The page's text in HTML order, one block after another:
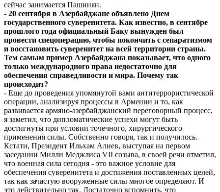
сейчас занимается Пашинян.
- 20 сентября в Азербайджане объявлено Днем
государственного суверенитета. Как известно, в сентябре
прошлого года официальный Баку вынужден был
провести спецоперацию, чтобы покончить с сепаратизмом
и восстановить суверенитет на всей территории страны.
Тем самым пример Азербайджана показывает, что одного
только международного права недостаточно для
обеспечения справедливости и мира. Почему так
происходит?
- Еще до проведения упомянутой вами антитеррористической
операции, анализируя процессы в Армении и то, как
развивается армяно-­азербайджанский переговорный процесс,
я заметил, что дипломатические успехи могут быть
достигнуты при условии точечного, хирургического
применения силы. Собственно говоря, так и получилось.
Кстати, Президент Ильхам Алиев, выступая на первом
заседании Милли Меджлиса VII созыва, в своей речи отметил,
что военная сила сегодня - это важное условие для
обеспечения суверенитета и достижения поставленных целей,
так как зачастую вооруженные силы многое определяют. И
это действительно так. Достаточно вспомнить, что